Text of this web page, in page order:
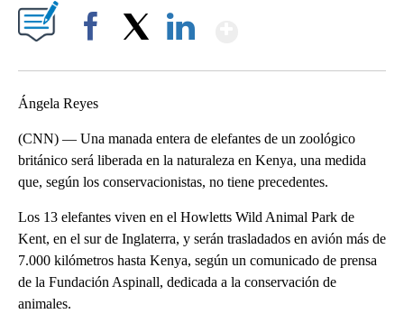
Ángela Reyes
(CNN) — Una manada entera de elefantes de un zoológico
británico será liberada en la naturaleza en Kenya, una medida
que, según los conservacionistas, no tiene precedentes.
Los 13 elefantes viven en el Howletts Wild Animal Park de
Kent, en el sur de Inglaterra, y serán trasladados en avión más de
7.000 kilómetros hasta Kenya, según un comunicado de prensa
de la Fundación Aspinall, dedicada a la conservación de
animales.